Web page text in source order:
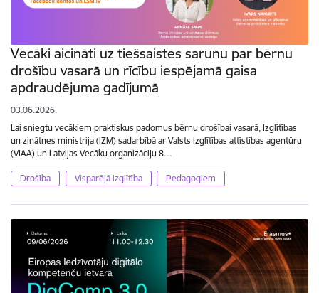
Vecāki aicināti uz tiešsaistes sarunu par bērnu
drošību vasarā un rīcību iespējamā gaisa
apdraudējuma gadījumā
03.06.2026.
Lai sniegtu vecākiem praktiskus padomus bērnu drošībai vasarā, Izglītības
un zinātnes ministrija (IZM) sadarbībā ar Valsts izglītības attīstības aģentūru
(VIAA) un Latvijas Vecāku organizāciju 8…
Drošība Visparējā izglītība Pedagogiem